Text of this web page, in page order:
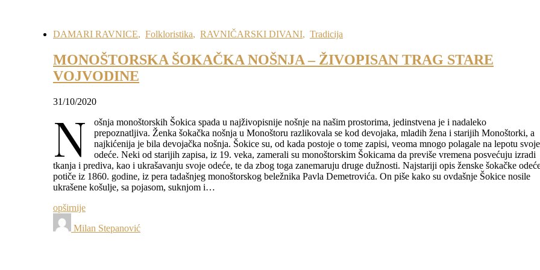
DAMARI RAVNICE, Folkloristika, RAVNIČARSKI DIVANI, Tradicija
MONOŠTORSKA ŠOKAČKA NOŠNJA – ŽIVOPISAN TRAG STARE
VOJVODINE
31/10/2020
N
ošnja monoštorskih Šokica spada u najživopisnije nošnje na našim prostorima, jedinstvena je i nadaleko
prepoznatljiva. Ženka šokačka nošnja u Monoštoru razlikovala se kod devojaka, mladih žena i starijih Monoštorki, a
najkićenija je bila devojačka nošnja. Šokice su, od kada postoje o tome zapisi, veoma mnogo polagale na lepotu svoje
odeće. Neki od starijih zapisa, iz 19. veka, zamerali su monoštorskim Šokicama da previše vremena posvećuju izradi
tkanja i prediva, kao i ukrašavanju svoje odeće, te da zbog toga zanemaruju druge dužnosti. Najstariji opis ženske šokačke
potiče iz 1860. godine, iz pera tadašnjeg monoštorskog beležnika Pavla Demetrovića. On piše kako su ovdašnje Šokice nosile
ukrašene košulje, sa pojasom, suknjom i…
opširnije
Milan Stepanović